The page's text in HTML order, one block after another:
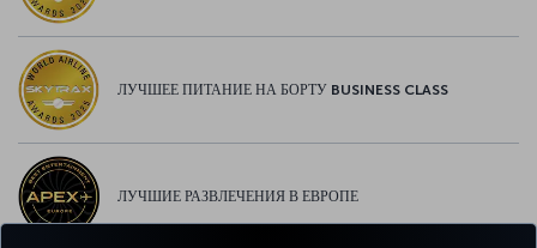
ЛУЧШЕЕ ПИТАНИЕ НА БОРТУ BUSINESS CLASS
ЛУЧШИЕ РАЗВЛЕЧЕНИЯ В ЕВРОПЕ